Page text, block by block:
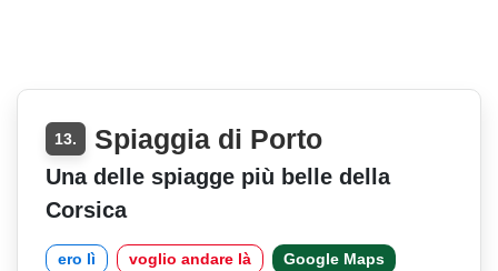
13. Spiaggia di Porto
Una delle spiagge più belle della
Corsica
ero lì voglio andare là Google Maps